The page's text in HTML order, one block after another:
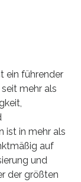
ein führender
mehr als
ist in mehr als
auf
und
der größten